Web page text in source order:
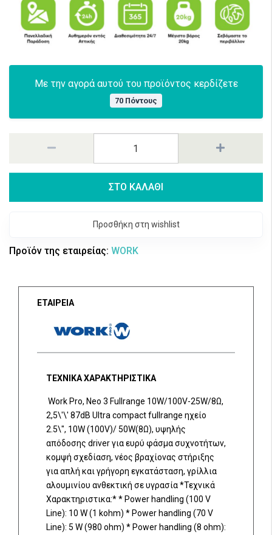
Με την αγορά αυτού του προϊόντος κερδίζετε
70 Πόντους
ΣΤΟ ΚΑΛΑΘΙ
Προσθήκη στη wishlist
Προϊόν της εταιρείας: WORK
ΕΤΑΙΡΕΙΑ
ΤΕΧΝΙΚΑ ΧΑΡΑΚΤΗΡΙΣΤΙΚΑ
Work Pro, Neo 3 Fullrange 10W/100V-25W/8Ω,
2,5\'\' 87dB Ultra compact fullrange ηχείο
2.5\", 10W (100V)/ 50W(8Ω), υψηλής
απόδοσης driver για ευρύ φάσμα συχνοτήτων,
κομψή σχεδίαση, νέος βραχίονας στήριξης
για απλή και γρήγορη εγκατάσταση, γρίλλια
αλουμινίου ανθεκτική σε υγρασία *Τεχνικά
Χαρακτηριστικα:* * Power handling (100 V
Line): 10 W (1 kohm) * Power handling (70 V
Line): 5 W (980 ohm) * Power handling (8 ohm):